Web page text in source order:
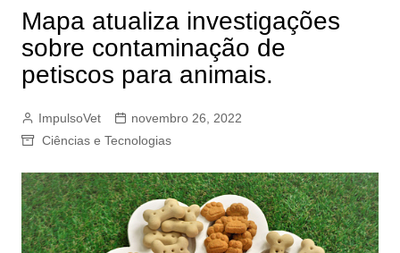
Mapa atualiza investigações
sobre contaminação de
petiscos para animais.
ImpulsoVet
novembro 26, 2022
Ciências e Tecnologias